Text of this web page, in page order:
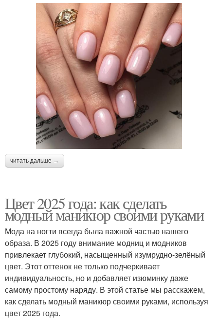
читать дальше →
Цвет 2025 года: как сделать
модный маникюр своими руками
Мода на ногти всегда была важной частью нашего
образа. В 2025 году внимание модниц и модников
привлекает глубокий, насыщенный изумрудно-зелёный
цвет. Этот оттенок не только подчеркивает
индивидуальность, но и добавляет изюминку даже
самому простому наряду. В этой статье мы расскажем,
как сделать модный маникюр своими руками, используя
цвет 2025 года.